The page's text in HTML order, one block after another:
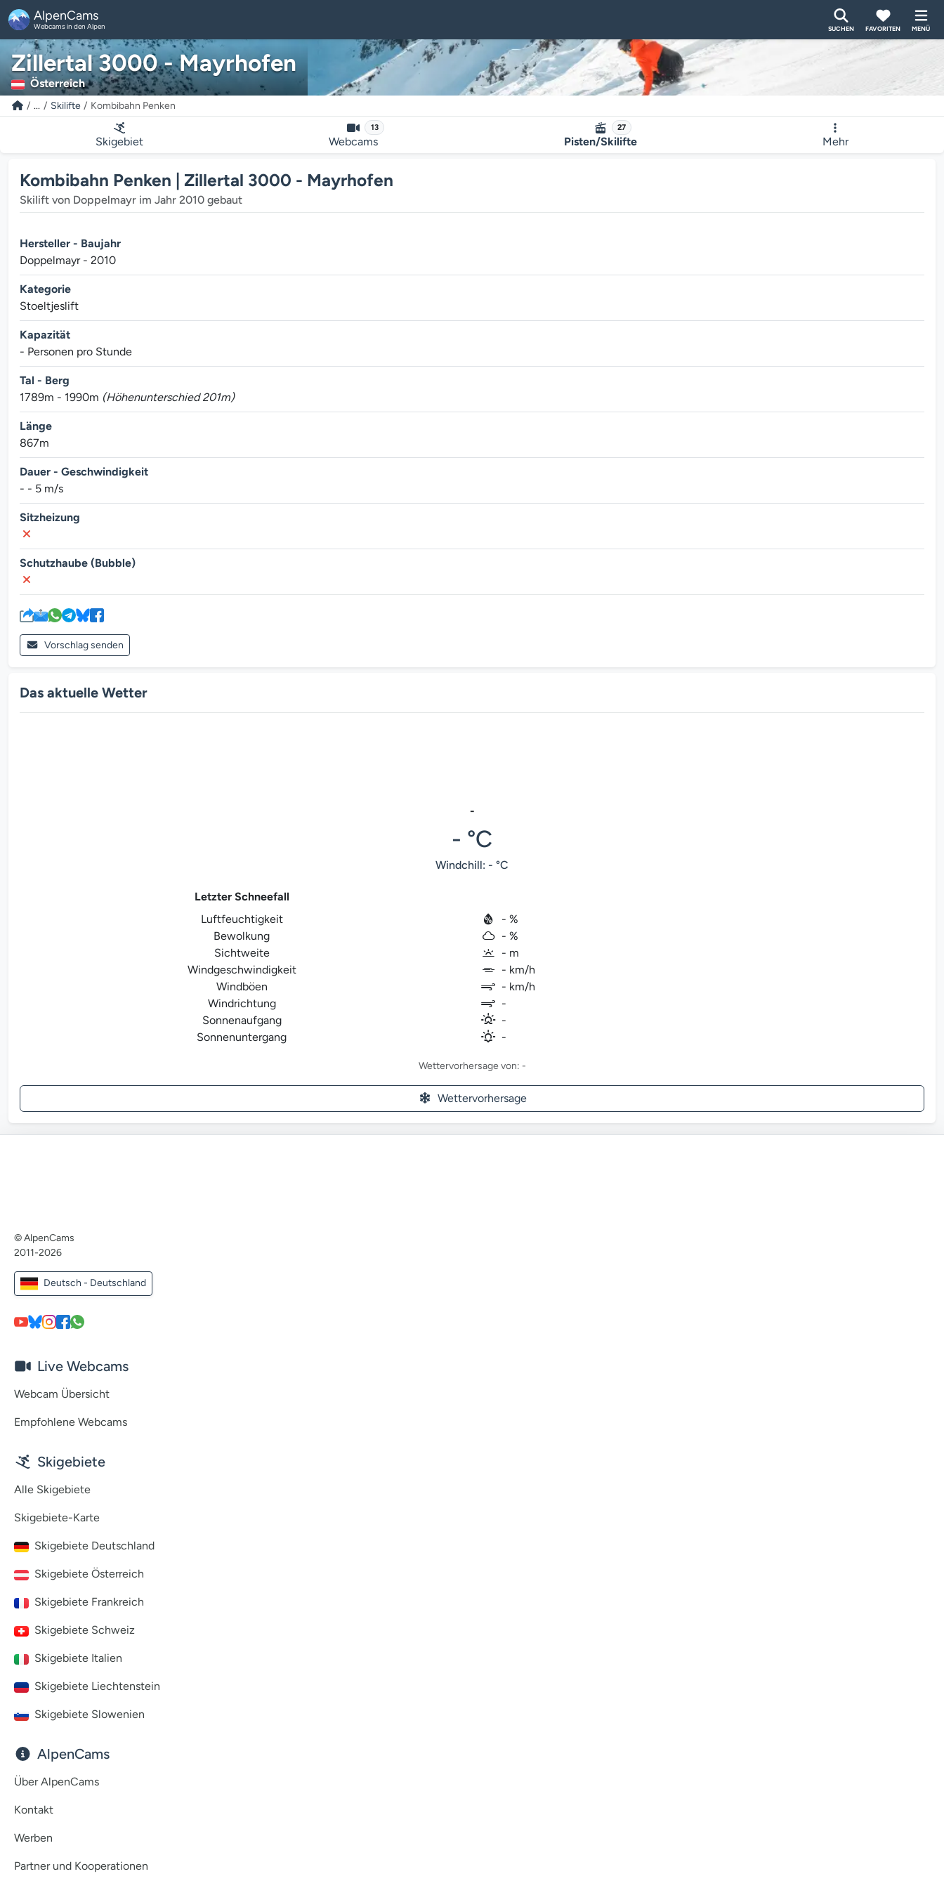
AlpenCams
Webcams in den Alpen SUCHEN FAVORITEN MENÜ
Zillertal 3000 - Mayrhofen
Österreich
... Skilifte Kombibahn Penken
Skigebiet
13
Webcams
27
Pisten/Skilifte Mehr
Kombibahn Penken | Zillertal 3000 - Mayrhofen
Skilift von Doppelmayr im Jahr 2010 gebaut
Hersteller - Baujahr
Doppelmayr - 2010
Kategorie
Stoeltjeslift
Kapazität
- Personen pro Stunde
Tal - Berg
1789m - 1990m (Höhenunterschied 201m)
Länge
867m
Dauer - Geschwindigkeit
- - 5 m/s
Sitzheizung
Schutzhaube (Bubble)
Vorschlag senden
Das aktuelle Wetter
-
- °C
Windchill: - °C
Letzter Schneefall
Luftfeuchtigkeit
- %
Bewolkung
- %
Sichtweite
- m
Windgeschwindigkeit
- km/h
Windböen
- km/h
Windrichtung
-
Sonnenaufgang
-
Sonnenuntergang
-
Wettervorhersage von: -
Wettervorhersage
© AlpenCams
2011-2026
Deutsch - Deutschland
Live Webcams
Webcam Übersicht
Empfohlene Webcams
Skigebiete
Alle Skigebiete
Skigebiete-Karte
Skigebiete Deutschland
Skigebiete Österreich
Skigebiete Frankreich
Skigebiete Schweiz
Skigebiete Italien
Skigebiete Liechtenstein
Skigebiete Slowenien
AlpenCams
Über AlpenCams
Kontakt
Werben
Partner und Kooperationen